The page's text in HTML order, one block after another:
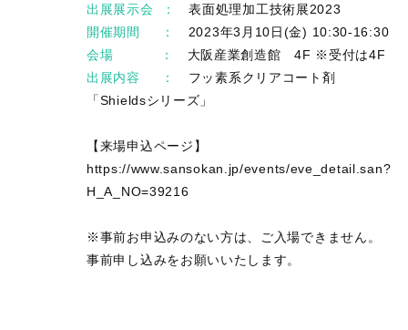
出展展示会 ：表面処理加工技術展2023
開催期間 ： 2023年3月10日(金) 10:30-16:30
会場 ：
大阪産業創造館 4F ※受付は4F
出展内容 ：
フッ素系クリアコート剤
「Shieldsシリーズ」
【来場申込ページ】
https://www.sansokan.jp/events/eve_detail.san?
H_A_NO=39216
※事前お申込みのない方は、ご入場できません。
事前申し込みをお願いいたします。